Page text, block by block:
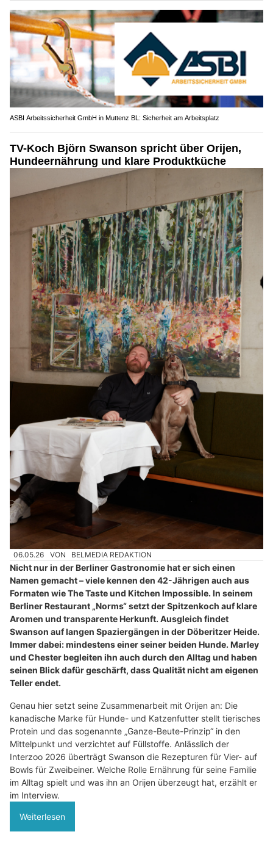
ASBI Arbeitssicherheit GmbH in Muttenz BL: Sicherheit am Arbeitsplatz
TV-Koch Björn Swanson spricht über Orijen,
Hundeernährung und klare Produktküche
06.05.26 VON BELMEDIA REDAKTION
Nicht nur in der Berliner Gastronomie hat er sich einen
Namen gemacht – viele kennen den 42-Jährigen auch aus
Formaten wie The Taste und Kitchen Impossible. In seinem
Berliner Restaurant „Norms“ setzt der Spitzenkoch auf klare
Aromen und transparente Herkunft. Ausgleich findet
Swanson auf langen Spaziergängen in der Döberitzer Heide.
Immer dabei: mindestens einer seiner beiden Hunde. Marley
und Chester begleiten ihn auch durch den Alltag und haben
seinen Blick dafür geschärft, dass Qualität nicht am eigenen
Teller endet.
Genau hier setzt seine Zusammenarbeit mit Orijen an: Die
kanadische Marke für Hunde- und Katzenfutter stellt tierisches
Protein und das sogenannte „Ganze-Beute-Prinzip“ in den
Mittelpunkt und verzichtet auf Füllstoffe. Anlässlich der
Interzoo 2026 überträgt Swanson die Rezepturen für Vier- auf
Bowls für Zweibeiner. Welche Rolle Ernährung für seine Familie
im Alltag spielt und was ihn an Orijen überzeugt hat, erzählt er
im Interview.
Weiterlesen